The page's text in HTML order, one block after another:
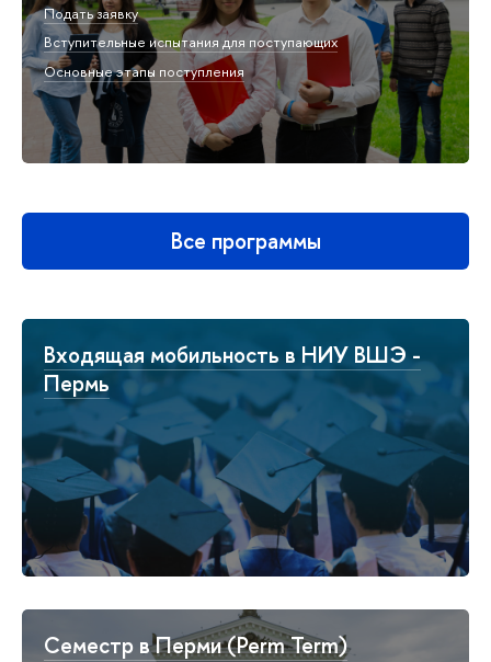
Подать заявку
Вступительные испытания для поступающих
Основные этапы поступления
Все программы
Входящая мобильность в НИУ ВШЭ -
Пермь
Семестр в Перми (Perm Term)